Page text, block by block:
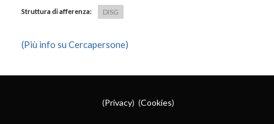
Struttura di afferenza: DISG
(Più info su Cercapersone)
(Privacy) (Cookies)